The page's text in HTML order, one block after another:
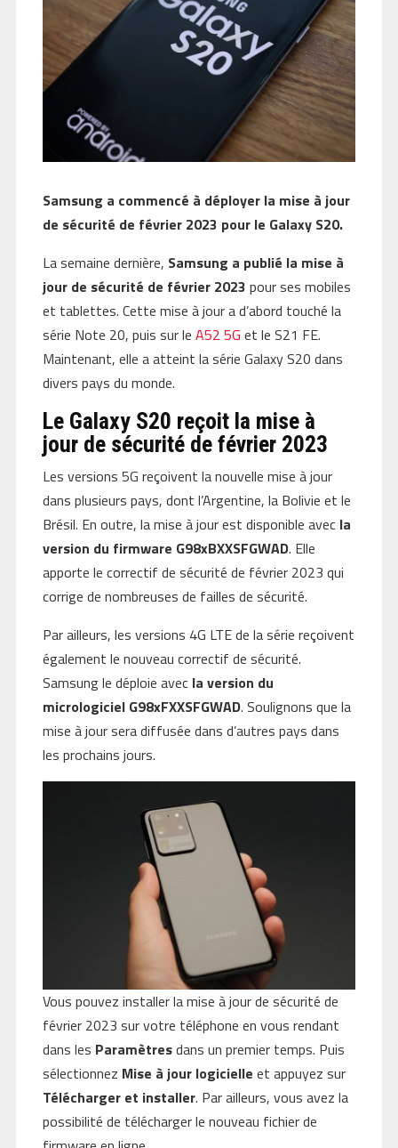
Samsung a commencé à déployer la mise à jour
de sécurité de février 2023 pour le Galaxy S20.
La semaine dernière, Samsung a publié la mise à
jour de sécurité de février 2023 pour ses mobiles
et tablettes. Cette mise à jour a d’abord touché la
série Note 20, puis sur le A52 5G et le S21 FE.
Maintenant, elle a atteint la série Galaxy S20 dans
divers pays du monde.
Le Galaxy S20 reçoit la mise à
jour de sécurité de février 2023
Les versions 5G reçoivent la nouvelle mise à jour
dans plusieurs pays, dont l’Argentine, la Bolivie et le
Brésil. En outre, la mise à jour est disponible avec la
version du firmware G98xBXXSFGWAD. Elle
apporte le correctif de sécurité de février 2023 qui
corrige de nombreuses de failles de sécurité.
Par ailleurs, les versions 4G LTE de la série reçoivent
également le nouveau correctif de sécurité.
Samsung le déploie avec la version du
micrologiciel G98xFXXSFGWAD. Soulignons que la
mise à jour sera diffusée dans d’autres pays dans
les prochains jours.
Vous pouvez installer la mise à jour de sécurité de
février 2023 sur votre téléphone en vous rendant
dans les Paramètresdans un premier temps. Puis
sélectionnez Mise à jour logicielle et appuyez sur
Télécharger et installer. Par ailleurs, vous avez la
possibilité de télécharger le nouveau fichier de